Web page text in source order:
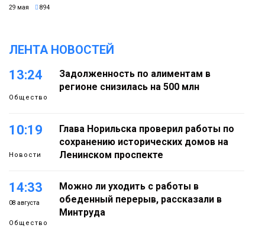
29 мая 894
ЛЕНТА НОВОСТЕЙ
13:24
Общество
Задолженность по алиментам в
регионе снизилась на 500 млн
10:19
Новости
Глава Норильска проверил работы по
сохранению исторических домов на
Ленинском проспекте
14:33
08 августа
Общество
Можно ли уходить с работы в
обеденный перерыв, рассказали в
Минтруда